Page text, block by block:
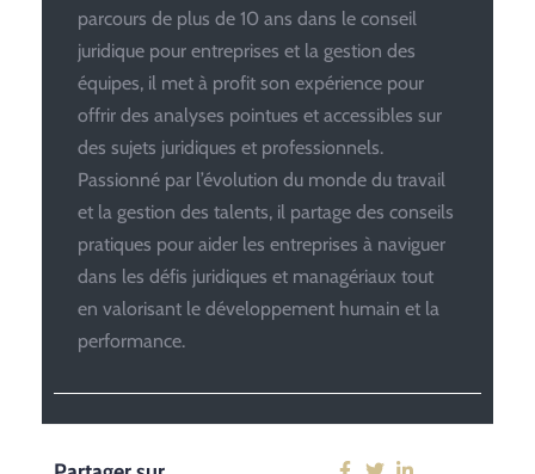
parcours de plus de 10 ans dans le conseil
juridique pour entreprises et la gestion des
équipes, il met à profit son expérience pour
offrir des analyses pointues et accessibles sur
des sujets juridiques et professionnels.
Passionné par l’évolution du monde du travail
et la gestion des talents, il partage des conseils
pratiques pour aider les entreprises à naviguer
dans les défis juridiques et managériaux tout
en valorisant le développement humain et la
performance.